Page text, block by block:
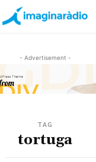
- Advertisement -
TAG
tortuga